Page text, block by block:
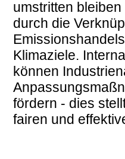
umstritten
durch die
Klimaziele.
können
fördern - dies
fairen und